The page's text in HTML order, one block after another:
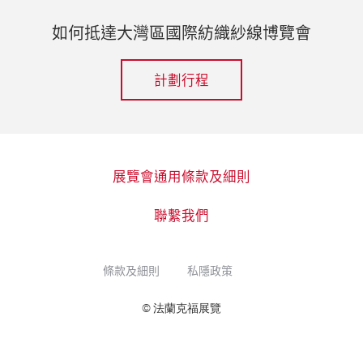
如何抵達大灣區國際紡織紗線博覽會
計劃行程
展覽會通用條款及細則
聯繫我們
條款及細則 私隱政策
© 法蘭克福展覽